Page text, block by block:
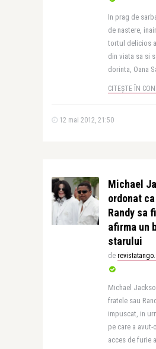
In prag de
de nastere,
tortul delicios
din viata sa si
dorinta, Oana
CITEȘTE ÎN
12 mai 2012, 21:50
Michael
ordonat
Randy sa
afirma un
starului
de
Michael
fratele sau
impuscat, in
pe care a avut-
acces de furie